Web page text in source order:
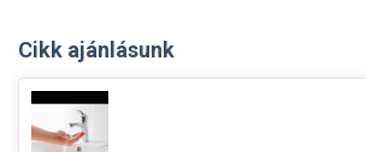
Cikk ajánlásunk